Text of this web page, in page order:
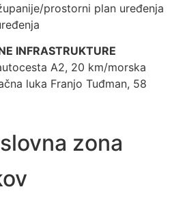
prostorni plan uređenja
INFRASTRUKTURE
A2, 20 km/morska
luka Franjo Tuđman, 58
zona